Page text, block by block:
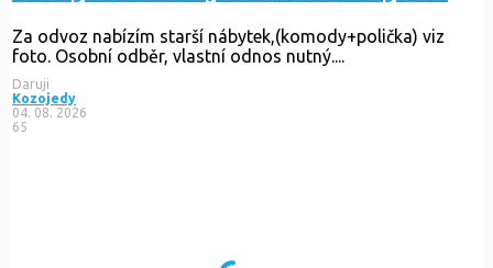
Za odvoz nabízím starší nábytek,(komody+polička) viz
foto. Osobní odběr, vlastní odnos nutný....
Daruji
Kozojedy
04. 08. 2026
65